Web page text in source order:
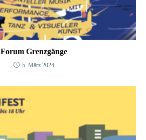
Forum Grenzgänge
5. März 2024